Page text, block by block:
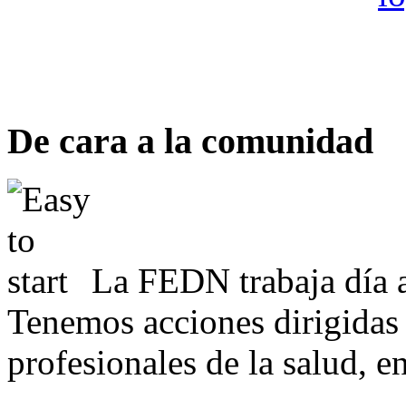
De cara a la comunidad
La FEDN trabaja día
Tenemos acciones
profesionales de la salud,